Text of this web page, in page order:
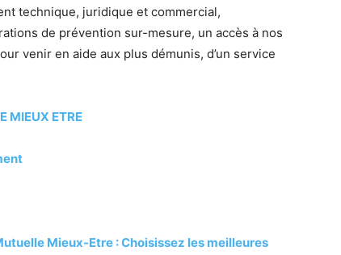
technique, juridique et commercial,
de prévention sur-mesure, un accès à nos
venir en aide aux plus démunis, d’un service
MIEUX ETRE
Mieux-Etre : Choisissez les meilleures